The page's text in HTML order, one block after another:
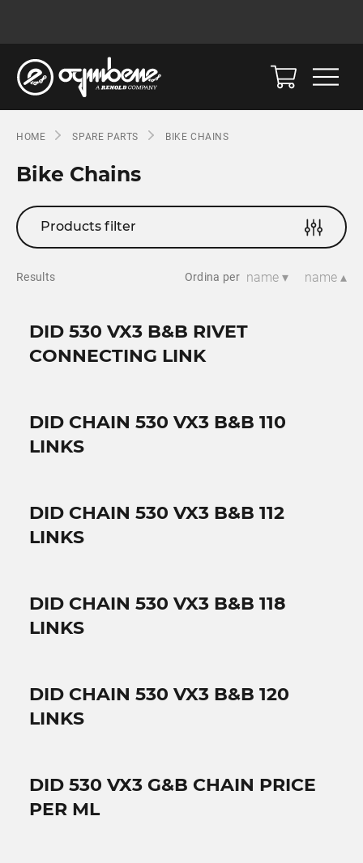
HOME SPARE PARTS BIKE CHAINS
Bike Chains
Products filter
Results Ordina per name ▾ name ▴
DID 530 VX3 B&B RIVET
CONNECTING LINK
DID CHAIN 530 VX3 B&B 110
LINKS
DID CHAIN 530 VX3 B&B 112
LINKS
DID CHAIN 530 VX3 B&B 118
LINKS
DID CHAIN 530 VX3 B&B 120
LINKS
DID 530 VX3 G&B CHAIN PRICE
PER ML